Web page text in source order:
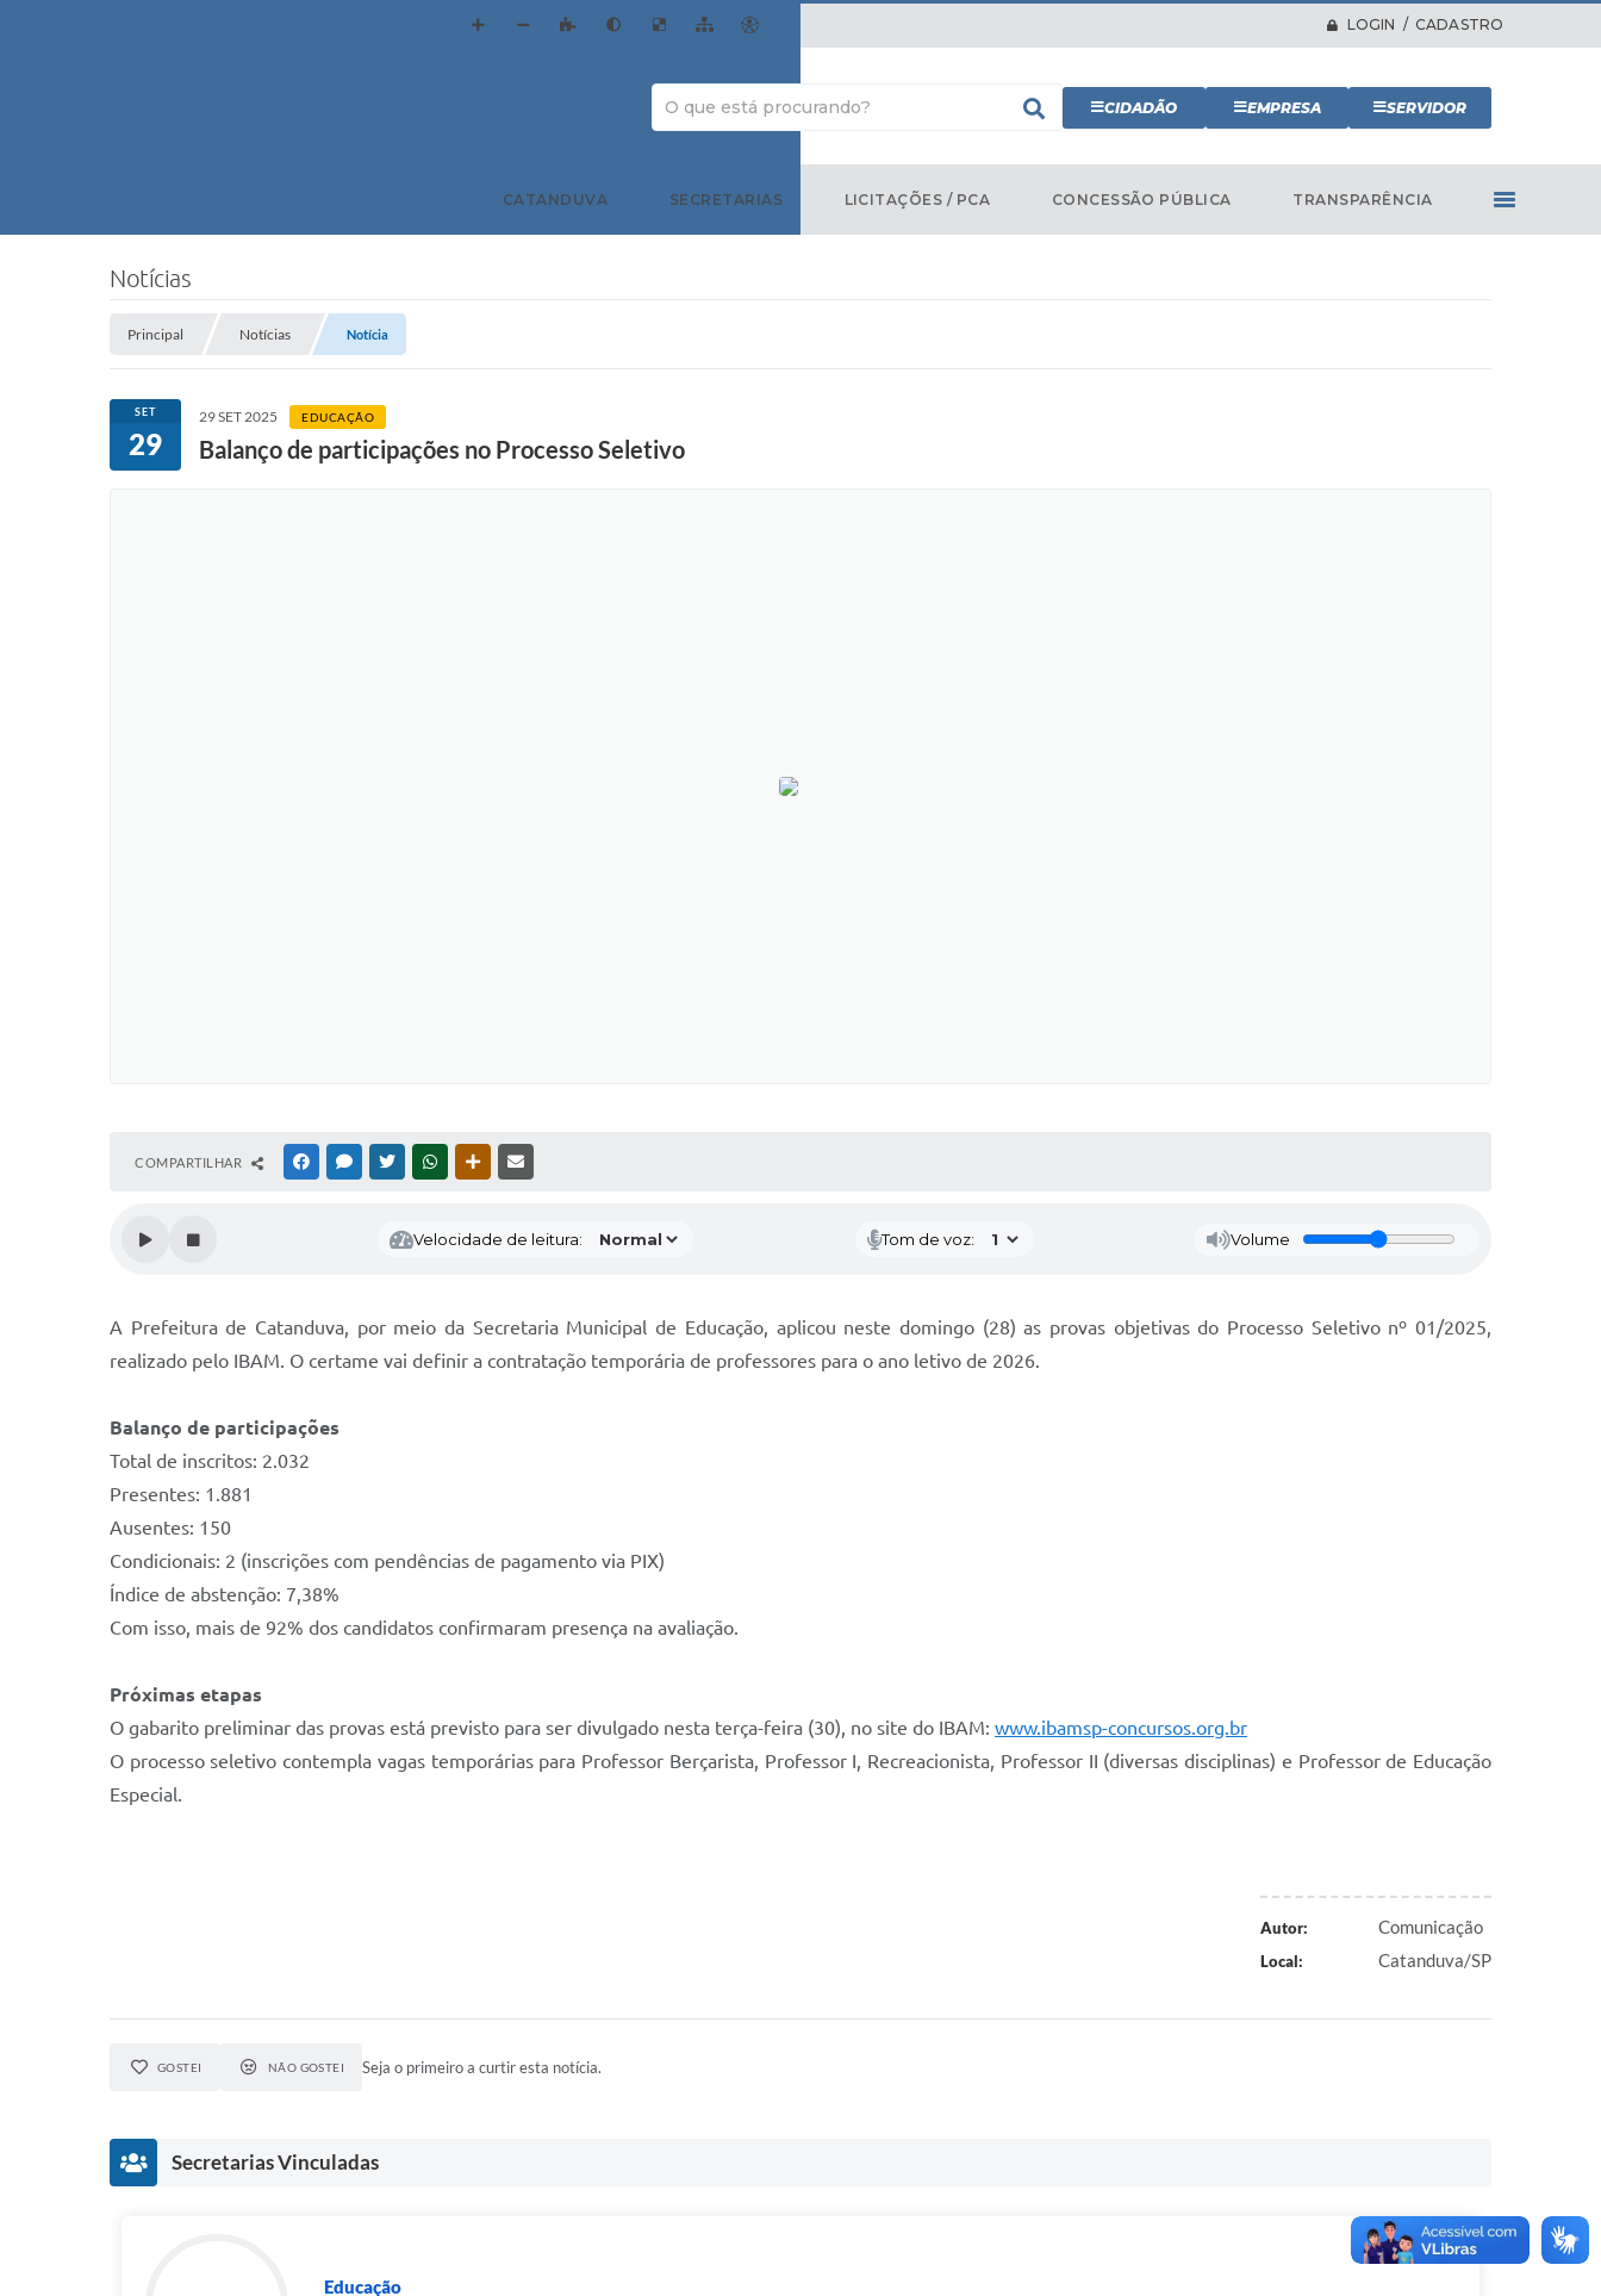
LOGIN / CADASTRO
CIDADÃO EMPRESA SERVIDOR
CATANDUVA SECRETARIAS LICITAÇÕES / PCA CONCESSÃO PÚBLICA TRANSPARÊNCIA
Notícias
Principal Notícias Notícia
SET
29
29 SET 2025 EDUCAÇÃO
Balanço de participações no Processo Seletivo
COMPARTILHAR FACEBOOKMESSENGER
TWITTERWHATSAPPOUTRAS MÍDIAS
Velocidade de leitura: Tom de voz: Volume
A Prefeitura de Catanduva, por meio da Secretaria Municipal de Educação, aplicou neste domingo (28) as provas objetivas do Processo Seletivo nº 01/2025,
realizado pelo IBAM. O certame vai definir a contratação temporária de professores para o ano letivo de 2026.
Balanço de participações
Total de inscritos: 2.032
Presentes: 1.881
Ausentes: 150
Condicionais: 2 (inscrições com pendências de pagamento via PIX)
Índice de abstenção: 7,38%
Com isso, mais de 92% dos candidatos confirmaram presença na avaliação.
Próximas etapas
O gabarito preliminar das provas está previsto para ser divulgado nesta terça-feira (30), no site do IBAM: www.ibamsp-concursos.org.br
O processo seletivo contempla vagas temporárias para Professor Berçarista, Professor I, Recreacionista, Professor II (diversas disciplinas) e Professor de Educação
Especial.
Autor: Comunicação
Local: Catanduva/SP
GOSTEI NÃO GOSTEI Seja o primeiro a curtir esta notícia.
Secretarias Vinculadas
Educação